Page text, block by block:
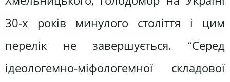
30-х років минулого століття і цим
перелік не завершується. “Серед
ідеологемно-міфологемної складової